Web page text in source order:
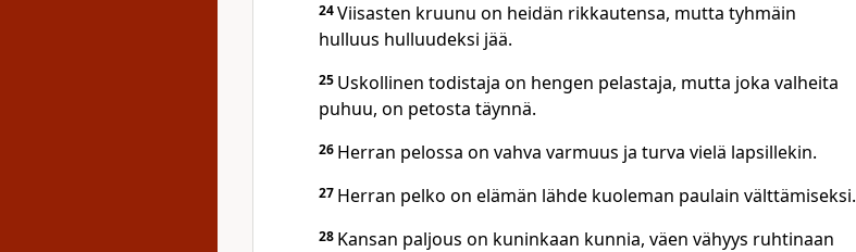
24Viisasten kruunu on heidän rikkautensa, mutta tyhmäin
hulluus hulluudeksi jää.
25 Uskollinen todistaja on hengen pelastaja, mutta joka valheita
puhuu, on petosta täynnä.
26 Herran pelossa on vahva varmuus ja turva vielä lapsillekin.
27 Herran pelko on elämän lähde kuoleman paulain välttämiseksi.
28 Kansan paljous on kuninkaan kunnia, väen vähyys ruhtinaan